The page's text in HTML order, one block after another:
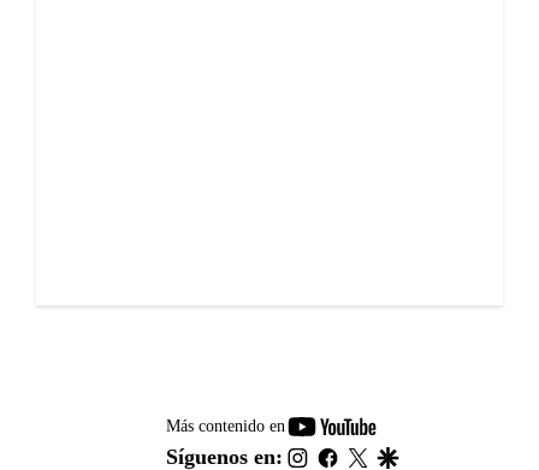
Más contenido en
youtube-
footer
Síguenos en: instagram
facebook
twitter